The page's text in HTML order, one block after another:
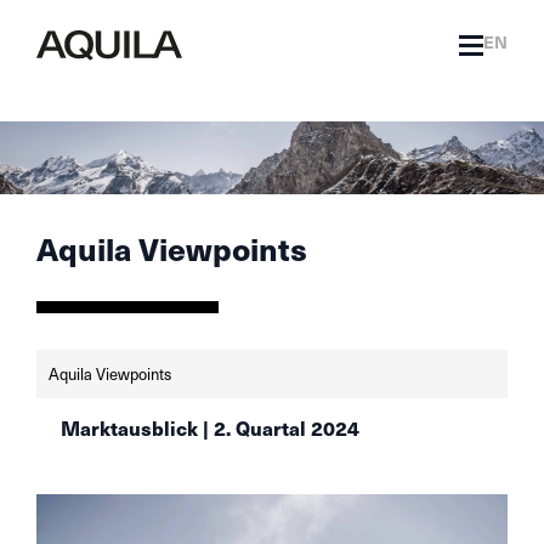
EN
Aquila Viewpoints
Aquila Viewpoints
Marktausblick | 2. Quartal 2024